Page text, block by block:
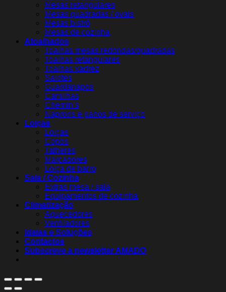
Mesas retangulares
Mesas quadradas / ovais
Mesas bistrô
Mesas de cozinha
Atoalhados
Toalhas mesas redondas/quadradas
Toalhas retangulares
Toalhas xadrez
Saiotes
Guardanapos
Camilhas
Chemin’s
Naprons e panos de serviço
Loiças
Loiças
Copos
Talheres
Marcadores
Loiça de barro
Sala / Cozinha
Extras mesa / sala
Equipamentos de cozinha
Climatização
Aquecedores
Ventiladores
Ideias e Soluções
Contactos
Subscreve a newsletter AMADO